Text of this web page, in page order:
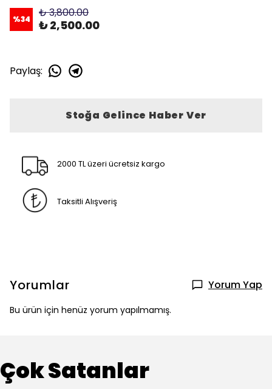
%34 ₺ 3,800.00
₺ 2,500.00
Paylaş:
Stoğa Gelince Haber Ver
2000 TL üzeri ücretsiz kargo
Taksitli Alışveriş
Yorumlar Yorum Yap
Bu ürün için henüz yorum yapılmamış.
Çok Satanlar